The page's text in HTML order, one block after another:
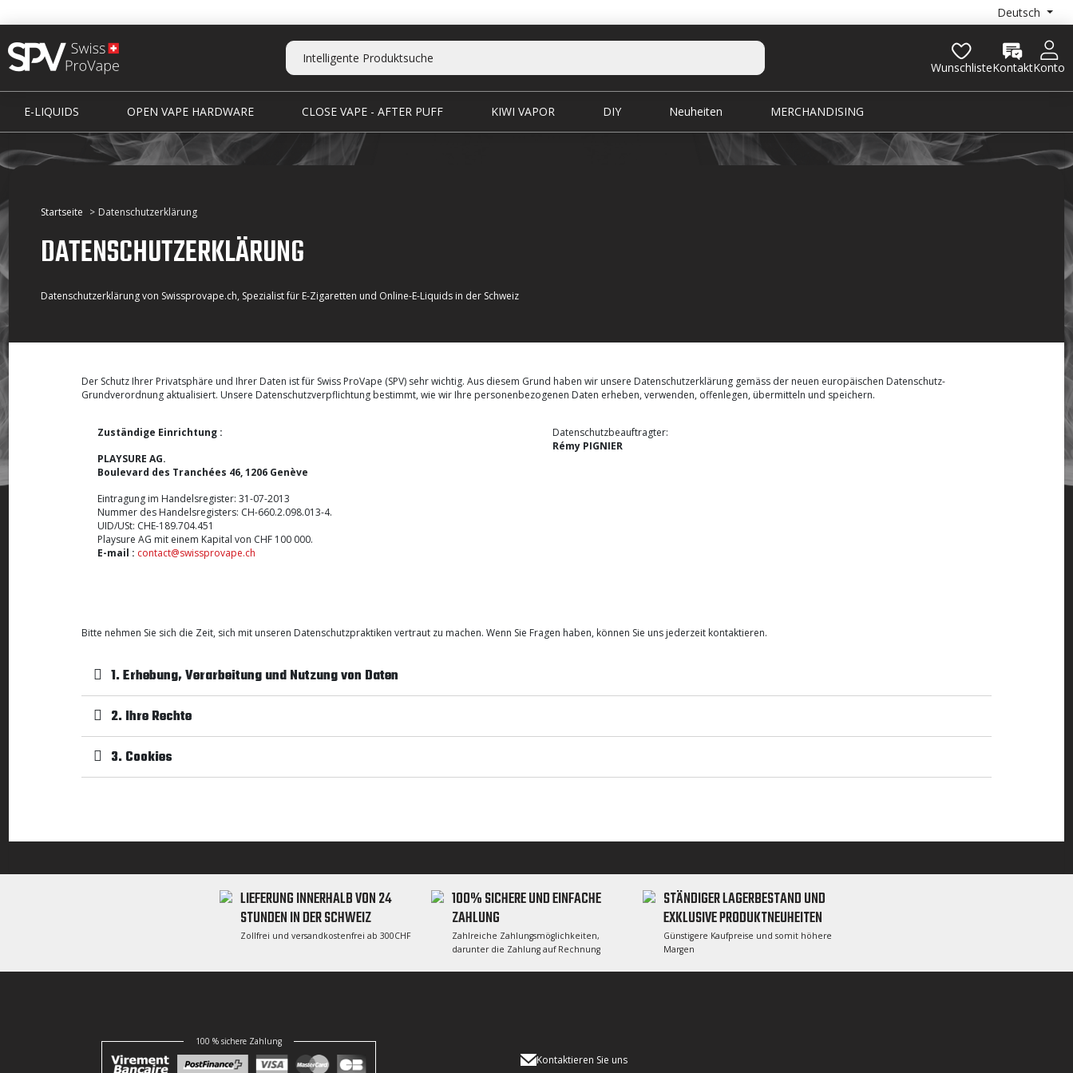
Deutsch
KontaktKonto
Wunschliste
E-LIQUIDS OPEN VAPE HARDWARE CLOSE VAPE - AFTER PUFF KIWI VAPOR DIY Neuheiten MERCHANDISING
Startseite Datenschutzerklärung
DATENSCHUTZERKLÄRUNG
Datenschutzerklärung von Swissprovape.ch, Spezialist für E-Zigaretten und Online-E-Liquids in der Schweiz
Der Schutz Ihrer Privatsphäre und Ihrer Daten ist für Swiss ProVape (SPV) sehr wichtig. Aus diesem Grund haben wir unsere Datenschutzerklärung gemäss der neuen europäischen Datenschutz-
Grundverordnung aktualisiert. Unsere Datenschutzverpflichtung bestimmt, wie wir Ihre personenbezogenen Daten erheben, verwenden, offenlegen, übermitteln und speichern.
Zuständige Einrichtung :
PLAYSURE AG.
Boulevard des Tranchées 46, 1206 Genève
Eintragung im Handelsregister: 31-07-2013
Nummer des Handelsregisters: CH-660.2.098.013-4.
UID/USt: CHE-189.704.451
Playsure AG mit einem Kapital von CHF 100 000.
E-mail : contact@swissprovape.ch
Datenschutzbeauftragter:
Rémy PIGNIER
Bitte nehmen Sie sich die Zeit, sich mit unseren Datenschutzpraktiken vertraut zu machen. Wenn Sie Fragen haben, können Sie uns jederzeit kontaktieren.
1. Erhebung, Verarbeitung und Nutzung von Daten
2. Ihre Rechte
3. Cookies
LIEFERUNG INNERHALB VON 24
STUNDEN IN DER SCHWEIZ
Zollfrei und versandkostenfrei ab 300CHF
100% SICHERE UND EINFACHE
ZAHLUNG
Zahlreiche Zahlungsmöglichkeiten,
darunter die Zahlung auf Rechnung
STÄNDIGER LAGERBESTAND UND
EXKLUSIVE PRODUKTNEUHEITEN
Günstigere Kaufpreise und somit höhere
Margen
100 % sichere Zahlung
Kontaktieren Sie uns